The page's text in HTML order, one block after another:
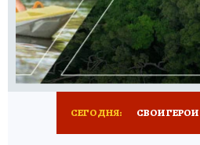
ВСЕ О КП
СЕГОДНЯ: СВОИ ГЕРОИ